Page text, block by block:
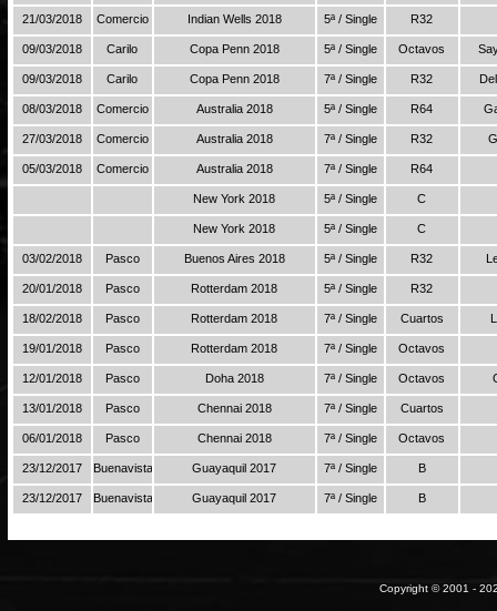
21/03/2018 Comercio Indian Wells 2018 5ª / Single R32
09/03/2018 Carilo Copa Penn 2018 5ª / Single Octavos
09/03/2018 Carilo Copa Penn 2018 7ª / Single R32
08/03/2018 Comercio Australia 2018 5ª / Single R64
27/03/2018 Comercio Australia 2018 7ª / Single R32
05/03/2018 Comercio Australia 2018 7ª / Single R64
New York 2018 5ª / Single C
New York 2018 5ª / Single C
03/02/2018 Pasco Buenos Aires 2018 5ª / Single R32
20/01/2018 Pasco Rotterdam 2018 5ª / Single R32
18/02/2018 Pasco Rotterdam 2018 7ª / Single Cuartos
19/01/2018 Pasco Rotterdam 2018 7ª / Single Octavos
12/01/2018 Pasco Doha 2018 7ª / Single Octavos
13/01/2018 Pasco Chennai 2018 7ª / Single Cuartos
06/01/2018 Pasco Chennai 2018 7ª / Single Octavos
23/12/2017 Buenavista Guayaquil 2017 7ª / Single B
23/12/2017 Buenavista Guayaquil 2017 7ª / Single B
Copyright © 2001 -